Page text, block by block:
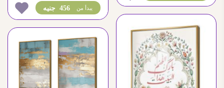
456 جنيه يبدأ من